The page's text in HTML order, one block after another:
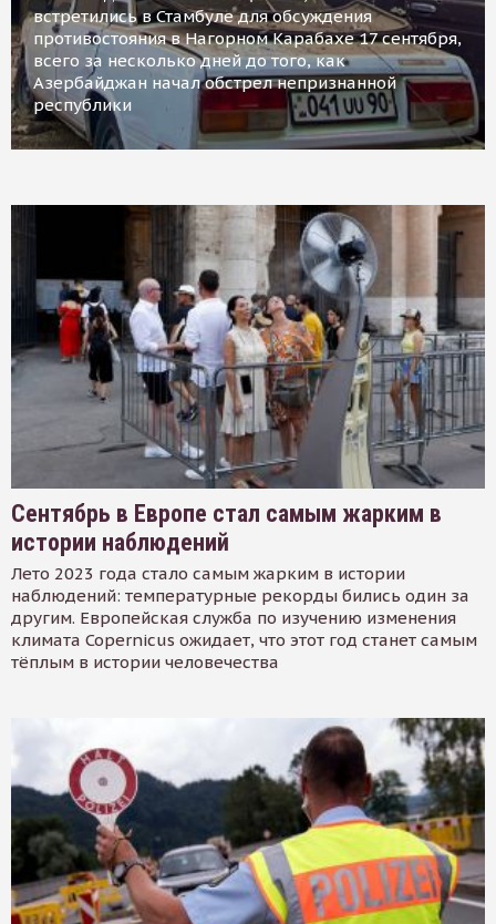
встретились в Стамбуле для обсуждения
противостояния в Нагорном Карабахе 17 сентября,
всего за несколько дней до того, как
Азербайджан начал обстрел непризнанной
республики
Сентябрь в Европе стал самым жарким в
истории наблюдений
Лето 2023 года стало самым жарким в истории
наблюдений: температурные рекорды бились один за
другим. Европейская служба по изучению изменения
климата Copernicus ожидает, что этот год станет самым
тёплым в истории человечества